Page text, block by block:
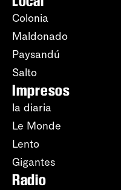
Colonia
Maldonado
Paysandú
Salto
Impresos
la diaria
Le Monde
Lento
Gigantes
Radio